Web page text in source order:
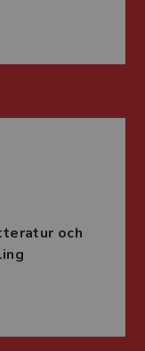
och